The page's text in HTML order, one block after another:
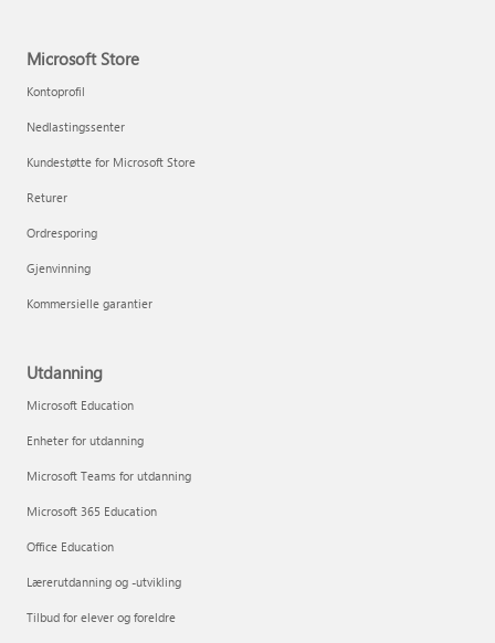
Microsoft Store
Kontoprofil
Nedlastingssenter
Kundestøtte for Microsoft Store
Returer
Ordresporing
Gjenvinning
Kommersielle garantier
Utdanning
Microsoft Education
Enheter for utdanning
Microsoft Teams for utdanning
Microsoft 365 Education
Office Education
Lærerutdanning og -utvikling
Tilbud for elever og foreldre